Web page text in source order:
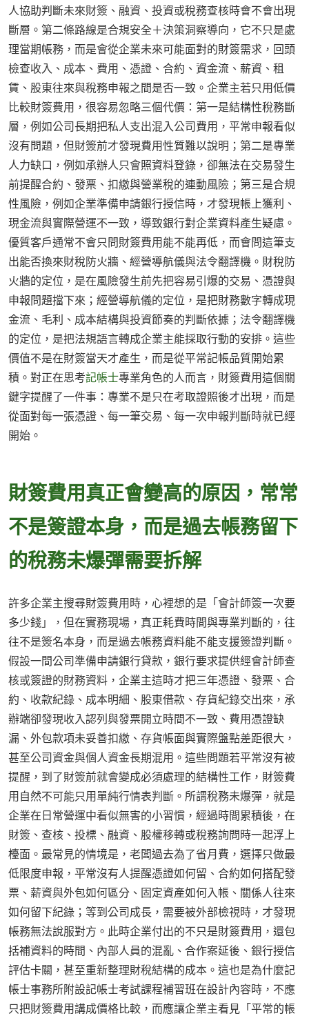
人協助判斷未來財簽、融資、投資或稅務查核時會不會出現
斷層。第二條路線是合規安全＋決策洞察導向，它不只是處
理當期帳務，而是會從企業未來可能面對的財簽需求，回頭
檢查收入、成本、費用、憑證、合約、資金流、薪資、租
賃、股東往來與稅務申報之間是否一致。企業主若只用低價
比較財簽費用，很容易忽略三個代價：第一是結構性稅務斷
層，例如公司長期把私人支出混入公司費用，平常申報看似
沒有問題，但財簽前才發現費用性質難以說明；第二是專業
人力缺口，例如承辦人只會照資料登錄，卻無法在交易發生
前提醒合約、發票、扣繳與營業稅的連動風險；第三是合規
性風險，例如企業準備申請銀行授信時，才發現帳上獲利、
現金流與實際營運不一致，導致銀行對企業資料產生疑慮。
優質客戶通常不會只問財簽費用能不能再低，而會問這筆支
出能否換來財稅防火牆、經營導航儀與法令翻譯機。財稅防
火牆的定位，是在風險發生前先把容易引爆的交易、憑證與
申報問題擋下來；經營導航儀的定位，是把財務數字轉成現
金流、毛利、成本結構與投資節奏的判斷依據；法令翻譯機
的定位，是把法規語言轉成企業主能採取行動的安排。這些
價值不是在財簽當天才產生，而是從平常記帳品質開始累
積。對正在思考記帳士專業角色的人而言，財簽費用這個關
鍵字提醒了一件事：專業不是只在考取證照後才出現，而是
從面對每一張憑證、每一筆交易、每一次申報判斷時就已經
開始。
財簽費用真正會變高的原因，常常
不是簽證本身，而是過去帳務留下
的稅務未爆彈需要拆解
許多企業主搜尋財簽費用時，心裡想的是「會計師簽一次要
多少錢」，但在實務現場，真正耗費時間與專業判斷的，往
往不是簽名本身，而是過去帳務資料能不能支援簽證判斷。
假設一間公司準備申請銀行貸款，銀行要求提供經會計師查
核或簽證的財務資料，企業主這時才把三年憑證、發票、合
約、收款紀錄、成本明細、股東借款、存貨紀錄交出來，承
辦端卻發現收入認列與發票開立時間不一致、費用憑證缺
漏、外包款項未妥善扣繳、存貨帳面與實際盤點差距很大，
甚至公司資金與個人資金長期混用。這些問題若平常沒有被
提醒，到了財簽前就會變成必須處理的結構性工作，財簽費
用自然不可能只用單純行情表判斷。所謂稅務未爆彈，就是
企業在日常營運中看似無害的小習慣，經過時間累積後，在
財簽、查核、投標、融資、股權移轉或稅務詢問時一起浮上
檯面。最常見的情境是，老闆過去為了省月費，選擇只做最
低限度申報，平常沒有人提醒憑證如何留、合約如何搭配發
票、薪資與外包如何區分、固定資產如何入帳、關係人往來
如何留下紀錄；等到公司成長，需要被外部檢視時，才發現
帳務無法說服對方。此時企業付出的不只是財簽費用，還包
括補資料的時間、內部人員的混亂、合作案延後、銀行授信
評估卡關，甚至重新整理財稅結構的成本。這也是為什麼記
帳士事務所附設記帳士考試課程補習班在設計內容時，不應
只把財簽費用講成價格比較，而應讓企業主看見「平常的帳